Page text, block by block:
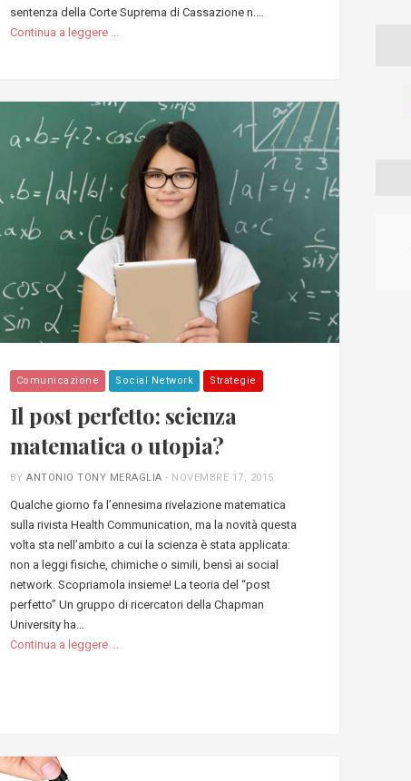
sentenza della Corte Suprema di Cassazione n.…
Continua a leggere ...
Comunicazione Social Network Strategie
Il post perfetto: scienza
matematica o utopia?
BYANTONIO TONY MERAGLIA - NOVEMBRE 17, 2015
Qualche giorno fa l’ennesima rivelazione matematica
sulla rivista Health Communication, ma la novità questa
volta sta nell’ambito a cui la scienza è stata applicata:
non a leggi fisiche, chimiche o simili, bensì ai social
network. Scopriamola insieme! La teoria del “post
perfetto” Un gruppo di ricercatori della Chapman
University ha…
Continua a leggere ...